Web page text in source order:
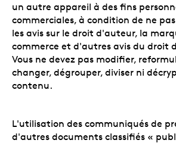
un autre appareil à des fins
commerciales, à condition de ne
les avis sur le droit d'auteur, la
commerce et d'autres avis du droit
Vous ne devez pas modifier,
changer, dégrouper, diviser ni
contenu.
L'utilisation des communiqués de
d'autres documents classifiés «